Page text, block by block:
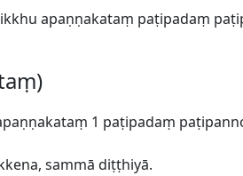
apaṇṇakataṃ paṭipadaṃ
1 paṭipadaṃ
sammā diṭṭhiyā.